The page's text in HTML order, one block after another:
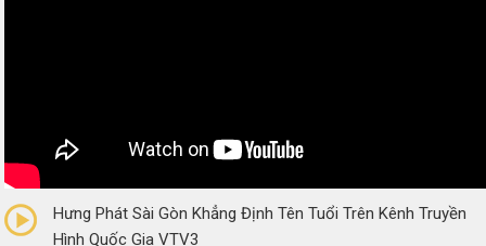
(0 Reviews)
Hưng Phát Sài Gòn Khẳng Định Tên Tuổi Trên Kênh Truyền
Hình Quốc Gia VTV3